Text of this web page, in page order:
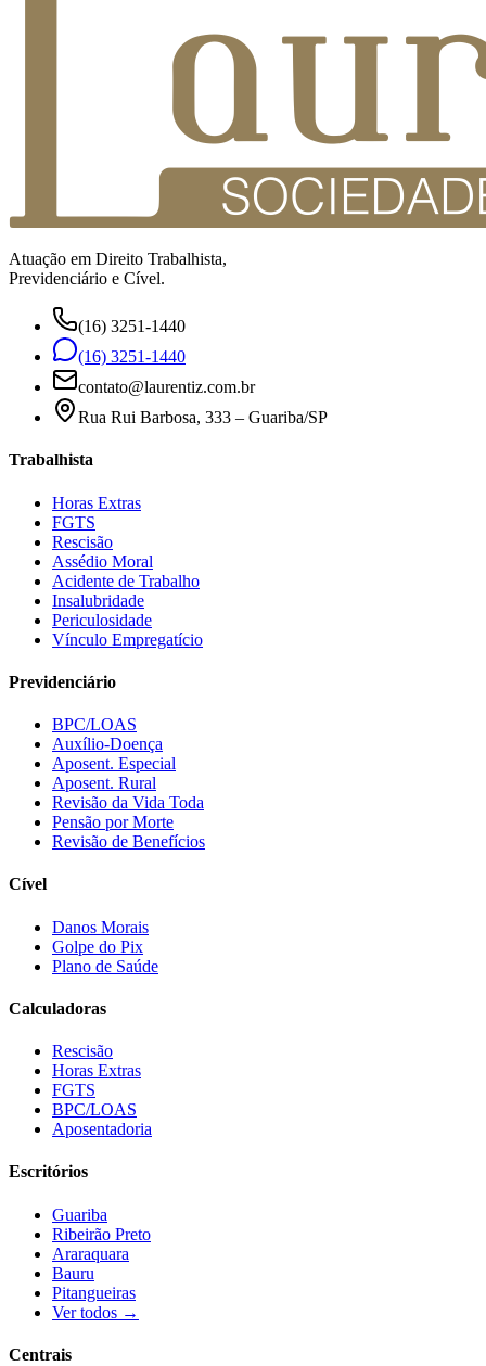
Atuação em Direito Trabalhista,
Previdenciário e Cível.
(16) 3251-1440
(16) 3251-1440
contato@laurentiz.com.br
Rua Rui Barbosa, 333 – Guariba/SP
Trabalhista
Horas Extras
FGTS
Rescisão
Assédio Moral
Acidente de Trabalho
Insalubridade
Periculosidade
Vínculo Empregatício
Previdenciário
BPC/LOAS
Auxílio-Doença
Aposent. Especial
Aposent. Rural
Revisão da Vida Toda
Pensão por Morte
Revisão de Benefícios
Cível
Danos Morais
Golpe do Pix
Plano de Saúde
Calculadoras
Rescisão
Horas Extras
FGTS
BPC/LOAS
Aposentadoria
Escritórios
Guariba
Ribeirão Preto
Araraquara
Bauru
Pitangueiras
Ver todos →
Centrais